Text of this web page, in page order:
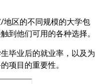
区的不同规模的大学包
到他们可用的各种选择。
毕业后的就业率，以及为
项目的重要性。